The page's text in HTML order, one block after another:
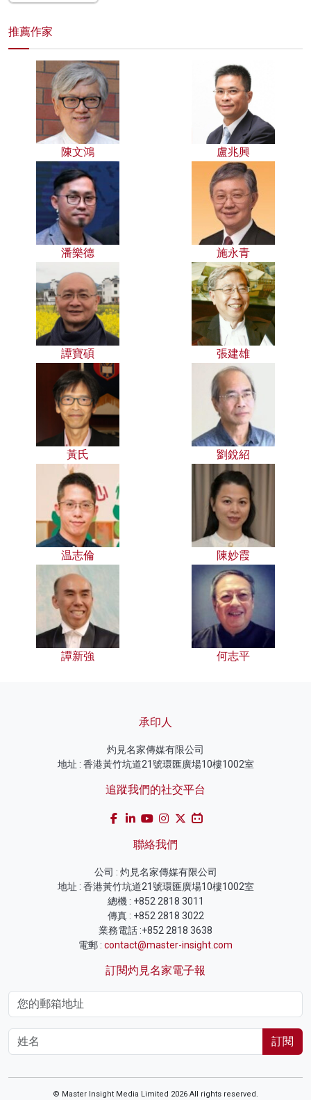
推薦作家
陳文鴻 盧兆興
潘樂德 施永青
譚寶碩 張建雄
黃氏 劉銳紹
温志倫 陳妙霞
譚新強 何志平
承印人
灼見名家傳媒有限公司
地址 : 香港黃竹坑道21號環匯廣場10樓1002室
追蹤我們的社交平台
聯絡我們
公司 : 灼見名家傳媒有限公司
地址 : 香港黃竹坑道21號環匯廣場10樓1002室
總機 : +852 2818 3011
傳真 : +852 2818 3022
業務電話 :+852 2818 3638
電郵 : contact@master-insight.com
訂閱灼見名家電子報
訂閱
© Master Insight Media Limited 2026 All rights reserved.